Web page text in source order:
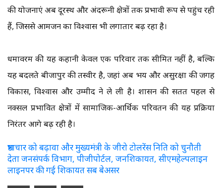
की योजनाएं अब दूरस्थ और अंदरूनी क्षेत्रों तक प्रभावी रूप से पहुंच रही
हैं, जिससे आमजन का विश्वास भी लगातार बढ़ रहा है।
धर्मावरम की यह कहानी केवल एक परिवार तक सीमित नहीं है, बल्कि
यह बदलते बीजापुर की तस्वीर है, जहां अब भय और असुरक्षा की जगह
विकास, विश्वास और उम्मीद ने ले ली है। शासन की सतत पहल से
नक्सल प्रभावित क्षेत्रों में सामाजिक-आर्थिक परिवर्तन की यह प्रक्रिया
निरंतर आगे बढ़ रही है।
भ्रष्टाचार को बढ़ावा और मुख्यमंत्री के जीरो टोलरेंस निति को चुनौती
देता जनसंपर्क विभाग, पीजीपोर्टल, जनशिकायत, सीएमहेल्पलाइन
लाइनपर की गई शिकायत सब बेअसर